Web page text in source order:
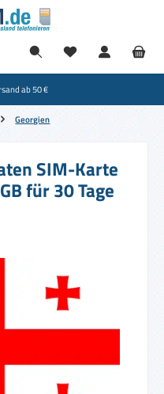
ab 50 €
Georgien
SIM-Karte
für 30 Tage